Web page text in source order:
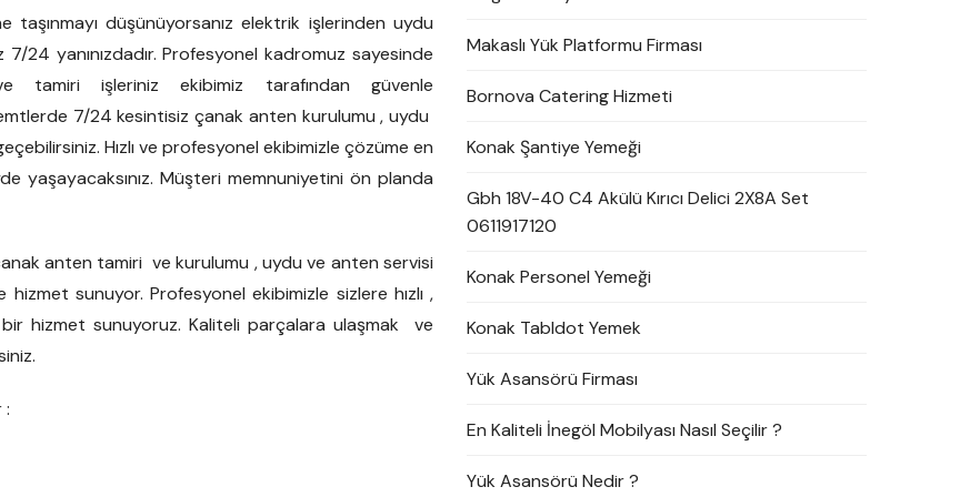
taşınmayı düşünüyorsanız elektrik işlerinden uydu
24 yanınızdadır. Profesyonel kadromuz sayesinde
tamiri işleriniz ekibimiz tarafından güvenle
7/24 kesintisiz çanak anten kurulumu , uydu
Hızlı ve profesyonel ekibimizle çözüme en
yaşayacaksınız. Müşteri memnuniyetini ön planda
anten tamiri ve kurulumu , uydu ve anten servisi
sunuyor. Profesyonel ekibimizle sizlere hızlı ,
hizmet sunuyoruz. Kaliteli parçalara ulaşmak ve
:
Makaslı Yük Platformu Firması
Bornova Catering Hizmeti
Konak Şantiye Yemeği
Gbh 18V-40 C4 Akülü Kırıcı Delici 2X8A Set
0611917120
Konak Personel Yemeği
Konak Tabldot Yemek
Yük Asansörü Firması
En Kaliteli İnegöl Mobilyası Nasıl Seçilir ?
Yük Asansörü Nedir ?